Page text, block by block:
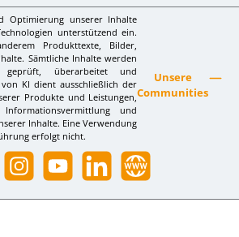
Optimierung unserer Inhalte
unterstützend ein.
Produkttexte, Bilder,
Sämtliche Inhalte werden
überarbeitet und
KI dient ausschließlich der
Produkte und Leistungen,
und
Inhalte. Eine Verwendung
erfolgt nicht.
Unsere
Communities
InstagramYouTube LinkedIn Website